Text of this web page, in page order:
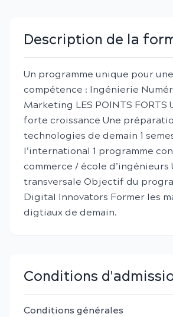
Description de la
Un programme unique pour
compétence : Ingénierie
Marketing LES POINTS FORTS
forte croissance Une
technologies de demain 1
l’international 1 programme
commerce / école d’ingénieurs
transversale Objectif du
Digital Innovators Former les
digtiaux de demain.
Conditions
Conditions générales